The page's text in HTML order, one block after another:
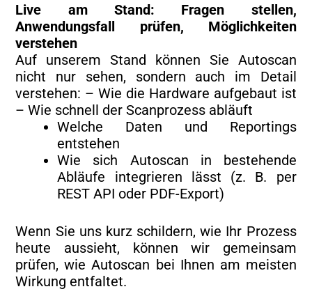
Live am Stand: Fragen stellen,
Anwendungsfall prüfen, Möglichkeiten
verstehen
Auf unserem Stand können Sie Autoscan
nicht nur sehen, sondern auch im Detail
verstehen: – Wie die Hardware aufgebaut ist
– Wie schnell der Scanprozess abläuft
Welche Daten und Reportings
entstehen
Wie sich Autoscan in bestehende
Abläufe integrieren lässt (z. B. per
REST API oder PDF-Export)
Wenn Sie uns kurz schildern, wie Ihr Prozess
heute aussieht, können wir gemeinsam
prüfen, wie Autoscan bei Ihnen am meisten
Wirkung entfaltet.